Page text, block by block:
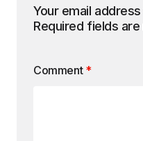
Your email
Required fields
Comment *